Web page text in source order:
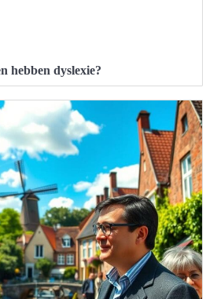
hebben dyslexie?